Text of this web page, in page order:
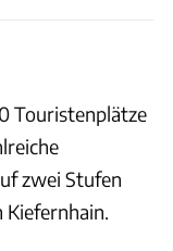
Touristenplätze
zwei Stufen
Kiefernhain.